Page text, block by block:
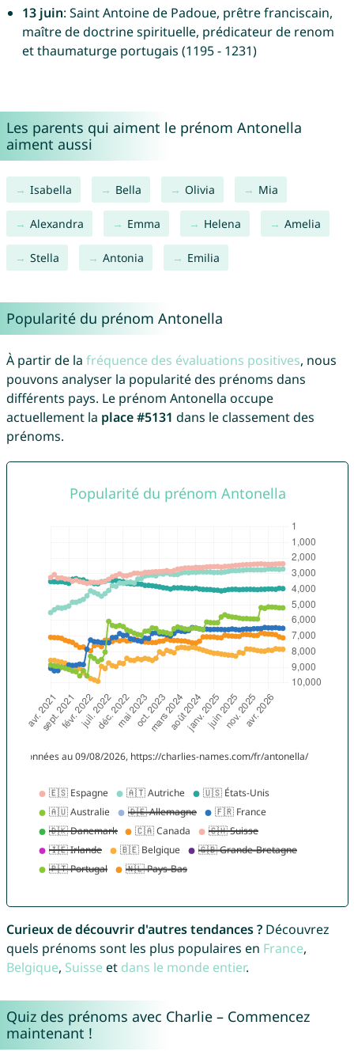
13 juin: Saint Antoine de Padoue, prêtre franciscain,
maître de doctrine spirituelle, prédicateur de renom
et thaumaturge portugais (1195 - 1231)
Les parents qui aiment le prénom Antonella
aiment aussi
Isabella Bella Olivia Mia
Alexandra Emma Helena Amelia
Stella Antonia Emilia
Popularité du prénom Antonella
À partir de la fréquence des évaluations positives, nous
pouvons analyser la popularité des prénoms dans
différents pays. Le prénom Antonella occupe
actuellement la place #5131 dans le classement des
prénoms.
Curieux de découvrir d'autres tendances ?Découvrez
quels prénoms sont les plus populaires en France,
Belgique, Suisse et dans le monde entier.
Quiz des prénoms avec Charlie – Commencez
maintenant !